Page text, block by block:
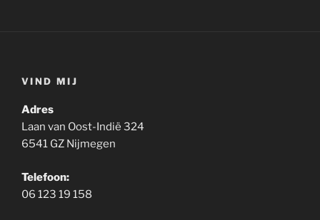
VIND MIJ
Adres
Laan van Oost-Indië 324
6541 GZ Nijmegen
Telefoon:
06 123 19 158